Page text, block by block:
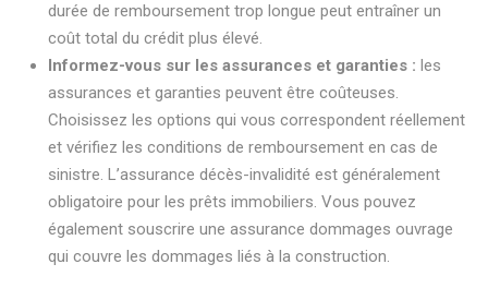
durée de remboursement trop longue peut entraîner un
coût total du crédit plus élevé.
Informez-vous sur les assurances et garanties : les
assurances et garanties peuvent être coûteuses.
Choisissez les options qui vous correspondent réellement
et vérifiez les conditions de remboursement en cas de
sinistre. L’assurance décès-invalidité est généralement
obligatoire pour les prêts immobiliers. Vous pouvez
également souscrire une assurance dommages ouvrage
qui couvre les dommages liés à la construction.